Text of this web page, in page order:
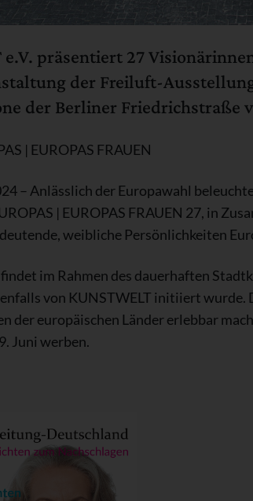
e.V. präsentiert 27
der Freiluft-Ausstellung
der Berliner Friedrichstraße
| EUROPAS FRAUEN
– Anlässlich der Europawahl
| EUROPAS FRAUEN 27, in
weibliche Persönlichkeiten
im Rahmen des dauerhaften
von KUNSTWELT initiiert
der europäischen Länder erlebbar
Juni werben.